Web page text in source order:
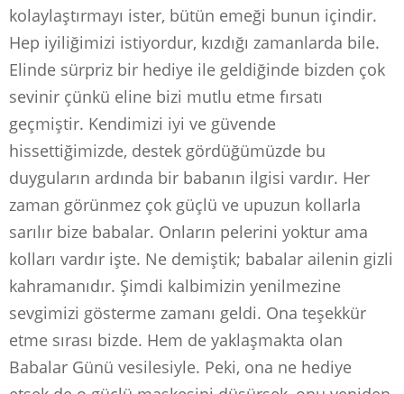
kolaylaştırmayı ister, bütün emeği bunun içindir.
Hep iyiliğimizi istiyordur, kızdığı zamanlarda bile.
Elinde sürpriz bir hediye ile geldiğinde bizden çok
sevinir çünkü eline bizi mutlu etme fırsatı
geçmiştir. Kendimizi iyi ve güvende
hissettiğimizde, destek gördüğümüzde bu
duyguların ardında bir babanın ilgisi vardır. Her
zaman görünmez çok güçlü ve upuzun kollarla
sarılır bize babalar. Onların pelerini yoktur ama
kolları vardır işte. Ne demiştik; babalar ailenin gizli
kahramanıdır. Şimdi kalbimizin yenilmezine
sevgimizi gösterme zamanı geldi. Ona teşekkür
etme sırası bizde. Hem de yaklaşmakta olan
Babalar Günü vesilesiyle. Peki, ona ne hediye